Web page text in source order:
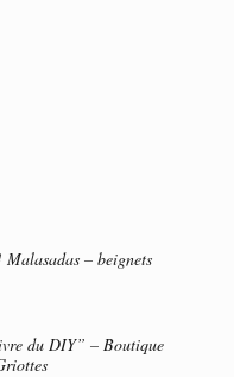
– beignets
du DIY” – Boutique